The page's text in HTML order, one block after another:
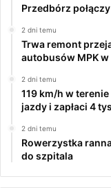
Przedbórz
2 dni temu
Trwa remont
autobusów MPK w
2 dni temu
119 km/h w
jazdy i zapłaci 4
2 dni temu
Rowerzystka
do szpitala